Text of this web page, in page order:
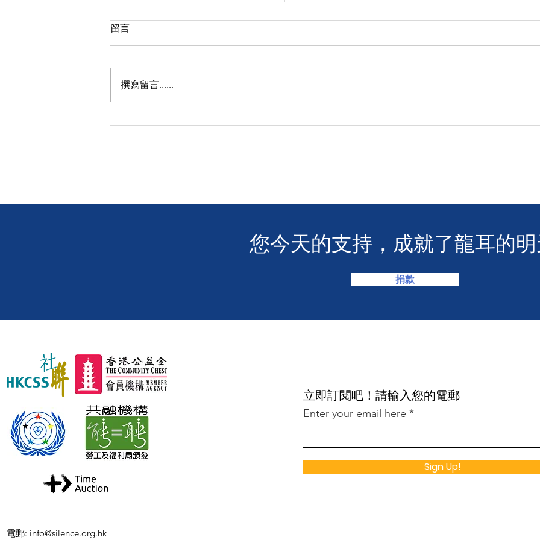
【感恩關注】❤️ 讓我們聆聽聾
🧯 【推動資訊無障礙！龍耳為
【
留言
撰寫留言......
您今天的支持，成就了龍耳的
捐款
電郵: info@silence.org.hk
​立即訂閱吧！請輸入您的電郵
Enter your email here
Sign Up!